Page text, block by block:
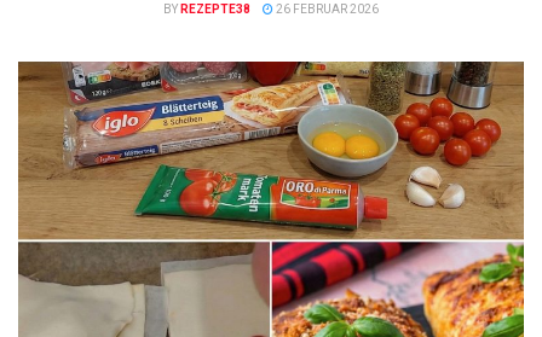
BY REZEPTE38 26 FEBRUAR 2026